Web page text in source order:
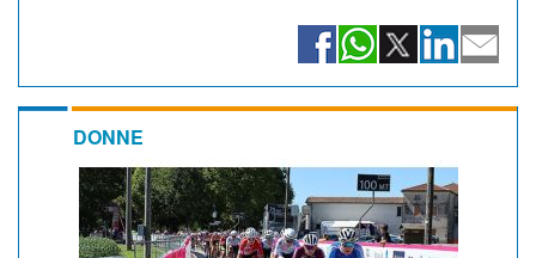
DONNE